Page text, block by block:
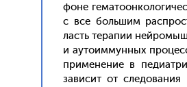
фо­не
с все боль­шим
ласть те­рапии
и а­уто­им­мунных
при­мене­ние в
за­висит от сле­дова­ния